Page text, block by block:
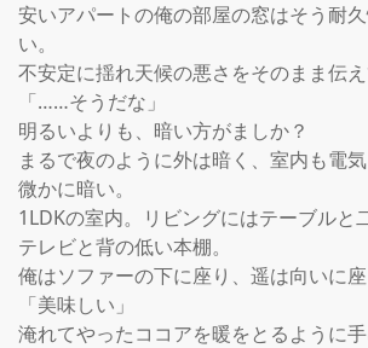
安いアパートの俺の部屋の窓はそう耐
い。
不安定に揺れ天候の悪さをそのまま伝え
「……そうだな」
明るいよりも、暗い方がましか？
まるで夜のように外は暗く、室内も電
微かに暗い。
1LDKの室内。リビングにはテーブルと
テレビと背の低い本棚。
俺はソファーの下に座り、遥は向いに座
「美味しい」
淹れてやったココアを暖をとるように